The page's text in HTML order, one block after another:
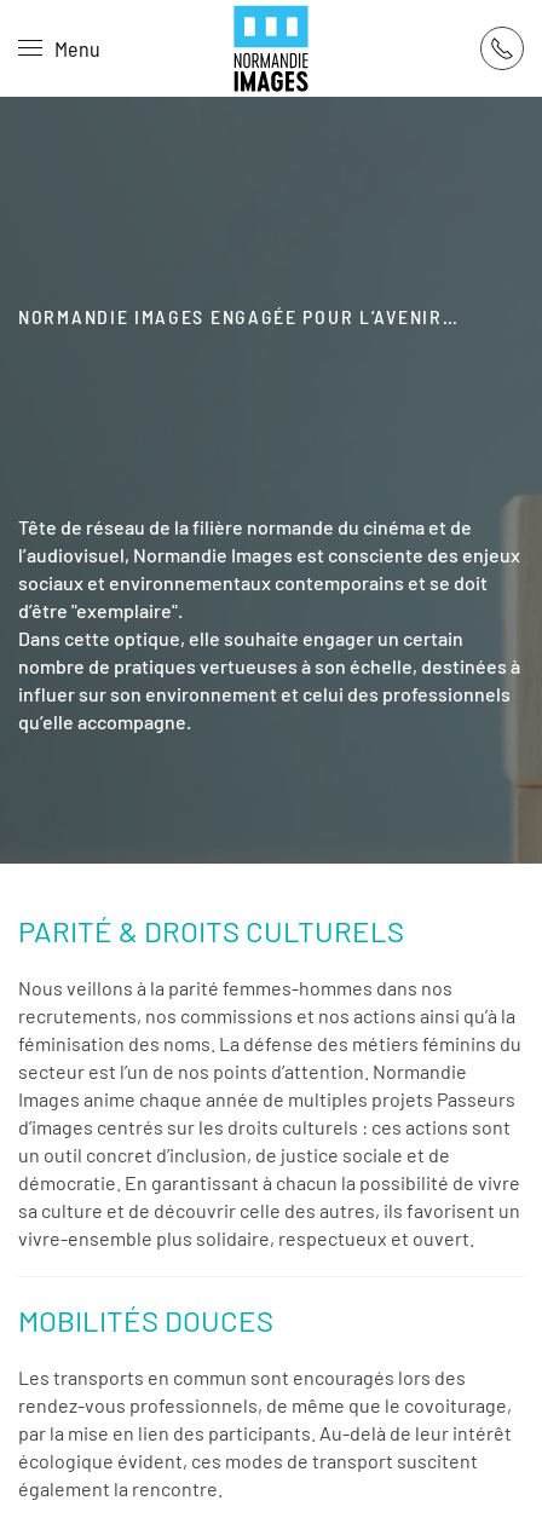
Skip to main content
Menu
NORMANDIE IMAGES ENGAGÉE POUR L’AVENIR…
Tête de réseau de la filière normande du cinéma et de
l’audiovisuel, Normandie Images est consciente des enjeux
sociaux et environnementaux contemporains et se doit
d’être "exemplaire".
Dans cette optique, elle souhaite engager un certain
nombre de pratiques vertueuses à son échelle, destinées à
influer sur son environnement et celui des professionnels
qu’elle accompagne.
PARITÉ & DROITS CULTURELS
Nous veillons à la parité femmes-hommes dans nos
recrutements, nos commissions et nos actions ainsi qu’à la
féminisation des noms. La défense des métiers féminins du
secteur est l’un de nos points d’attention. Normandie
Images anime chaque année de multiples projets Passeurs
d’images centrés sur les droits culturels : ces actions sont
un outil concret d’inclusion, de justice sociale et de
démocratie. En garantissant à chacun la possibilité de vivre
sa culture et de découvrir celle des autres, ils favorisent un
vivre-ensemble plus solidaire, respectueux et ouvert.
MOBILITÉS DOUCES
Les transports en commun sont encouragés lors des
rendez-vous professionnels, de même que le covoiturage,
par la mise en lien des participants. Au-delà de leur intérêt
écologique évident, ces modes de transport suscitent
également la rencontre.
Panneau de gestion des cookies